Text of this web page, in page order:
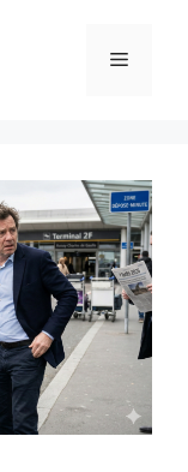
Menu